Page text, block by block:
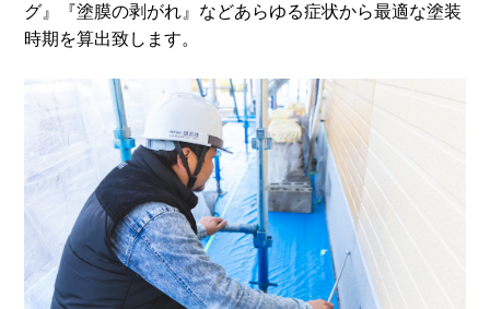
グ』『塗膜の剥がれ』などあらゆる症状から最適な塗装
時期を算出致します。